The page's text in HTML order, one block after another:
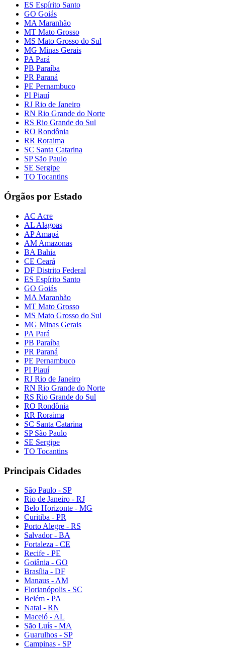
ES Espírito Santo
GO Goiás
MA Maranhão
MT Mato Grosso
MS Mato Grosso do Sul
MG Minas Gerais
PA Pará
PB Paraíba
PR Paraná
PE Pernambuco
PI Piauí
RJ Rio de Janeiro
RN Rio Grande do Norte
RS Rio Grande do Sul
RO Rondônia
RR Roraima
SC Santa Catarina
SP São Paulo
SE Sergipe
TO Tocantins
Órgãos por Estado
AC Acre
AL Alagoas
AP Amapá
AM Amazonas
BA Bahia
CE Ceará
DF Distrito Federal
ES Espírito Santo
GO Goiás
MA Maranhão
MT Mato Grosso
MS Mato Grosso do Sul
MG Minas Gerais
PA Pará
PB Paraíba
PR Paraná
PE Pernambuco
PI Piauí
RJ Rio de Janeiro
RN Rio Grande do Norte
RS Rio Grande do Sul
RO Rondônia
RR Roraima
SC Santa Catarina
SP São Paulo
SE Sergipe
TO Tocantins
Principais Cidades
São Paulo - SP
Rio de Janeiro - RJ
Belo Horizonte - MG
Curitiba - PR
Porto Alegre - RS
Salvador - BA
Fortaleza - CE
Recife - PE
Goiânia - GO
Brasília - DF
Manaus - AM
Florianópolis - SC
Belém - PA
Natal - RN
Maceió - AL
São Luís - MA
Guarulhos - SP
Campinas - SP